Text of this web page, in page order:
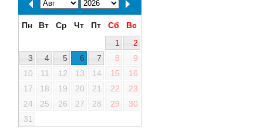
Пн Вт Ср Чт Пт Сб
Вс
1
2
3
4 5 6 7 8
9
10
11 12 13 14 15
16
17
18 19 20 21 22
23
24
25 26 27 28 29
30
31